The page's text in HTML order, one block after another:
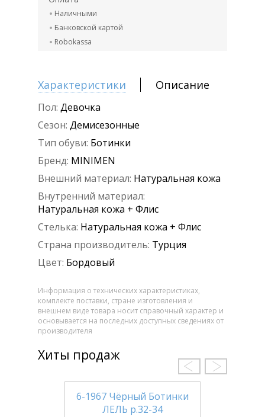
Наличными
Банковской картой
Robokassa
Характеристики Описание
Пол: Девочка
Сезон: Демисезонные
Тип обуви: Ботинки
Бренд: MINIMEN
Внешний материал: Натуральная кожа
Внутренний материал:
Натуральная кожа + Флис
Стелька: Натуральная кожа + Флис
Страна производитель: Турция
Цвет: Бордовый
Информация о технических характеристиках,
комплекте поставки, стране изготовления и
внешнем виде товара носит справочный характер и
основывается на последних доступных сведениях от
производителя
Хиты продаж
6-1967 Чёрный Ботинки
ЛЕЛЬ р.32-34